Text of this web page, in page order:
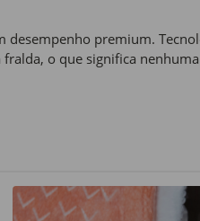
desempenho premium.
o que significa